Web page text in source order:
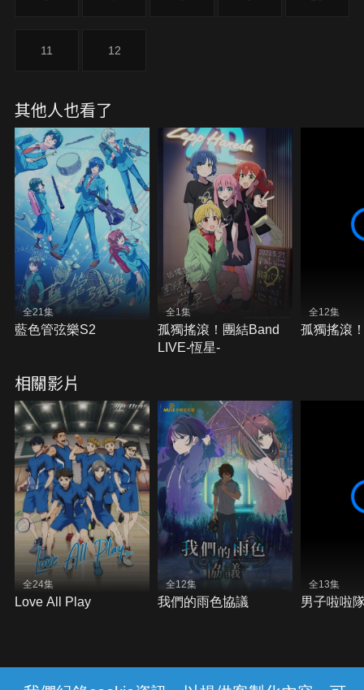
11 12
其他人也看了
全21集
藍色管弦樂S2
全1集
孤獨搖滾！團結Band
LIVE-恆星-
全12集
孤獨搖滾
相關影片
全24集
Love All Play
全12集
我們的雨色協議
全13集
男子啦啦